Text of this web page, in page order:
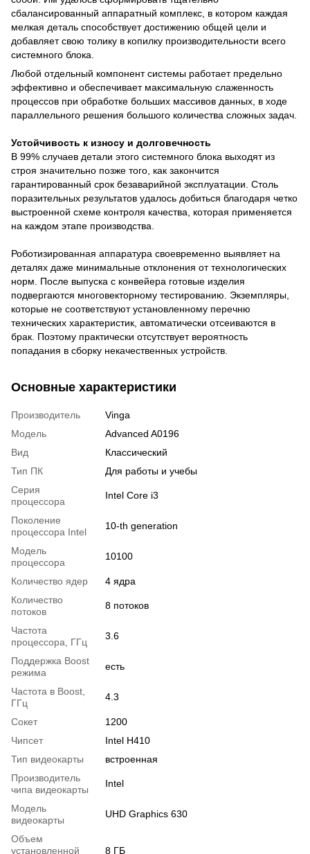
сбалансированный аппаратный комплекс, в котором каждая
мелкая деталь способствует достижению общей цели и
добавляет свою толику в копилку производительности всего
системного блока.
Любой отдельный компонент системы работает предельно
эффективно и обеспечивает максимальную слаженность
процессов при обработке больших массивов данных, в ходе
параллельного решения большого количества сложных задач.
Устойчивость к износу и долговечность
В 99% случаев детали этого системного блока выходят из
строя значительно позже того, как закончится
гарантированный срок безаварийной эксплуатации. Столь
поразительных результатов удалось добиться благодаря четко
выстроенной схеме контроля качества, которая применяется
на каждом этапе производства.
Роботизированная аппаратура своевременно выявляет на
деталях даже минимальные отклонения от технологических
норм. После выпуска с конвейера готовые изделия
подвергаются многовекторному тестированию. Экземпляры,
которые не соответствуют установленному перечню
технических характеристик, автоматически отсеиваются в
брак. Поэтому практически отсутствует вероятность
попадания в сборку некачественных устройств.
Основные характеристики
Производитель
Vinga
Модель
Advanced A0196
Вид
Классический
Тип ПК
Для работы и учебы
Серия
процессора
Intel Core i3
Поколение
процессора Intel
10-th generation
Модель
процессора
10100
Количество ядер
4 ядра
Количество
потоков
8 потоков
Частота
процессора, ГГц
3.6
Поддержка Boost
режима
есть
Частота в Boost,
ГГц
4.3
Сокет
1200
Чипсет
Intel H410
Тип видеокарты
встроенная
Производитель
чипа видеокарты
Intel
Модель
видеокарты
UHD Graphics 630
Объем
установленной
8 ГБ